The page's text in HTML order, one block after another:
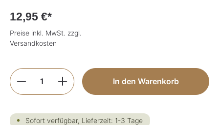
12,95 €*
Preise inkl. MwSt. zzgl.
Versandkosten
Produkt Anzahl: Gib den gewünschten
In den Warenkorb
Sofort verfügbar, Lieferzeit: 1-3 Tage